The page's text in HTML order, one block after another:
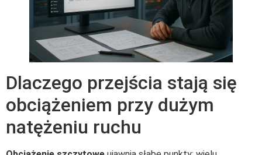
Dlaczego przejścia stają się
obciążeniem przy dużym
natężeniu ruchu